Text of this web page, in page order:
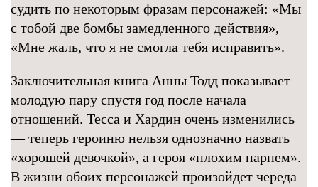
судить по некоторым фразам персонажей: «Мы
с тобой две бомбы замедленного действия»,
«Мне жаль, что я не смогла тебя исправить».
Заключительная книга Анны Тодд показывает
молодую пару спустя год после начала
отношений. Тесса и Хардин очень изменились
— теперь героиню нельзя однозначно назвать
«хорошей девочкой», а героя «плохим парнем».
В жизни обоих персонажей произойдет череда